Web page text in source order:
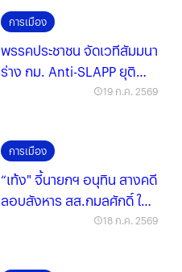
การเมือง
พรรคประชาชน จัดเวทีสัมมนา
ร่าง กม. Anti-SLAPP ยุติ
19 ก.ค. 2569
การเมือง
“เท้ง" จี้นายกฯ อนุทิน สางคดี
ลอบสังหาร สส.กมลศักดิ์ ใน
ฐานะคุมทั้ง “ตร.-มท.”18 ก.ค. 2569